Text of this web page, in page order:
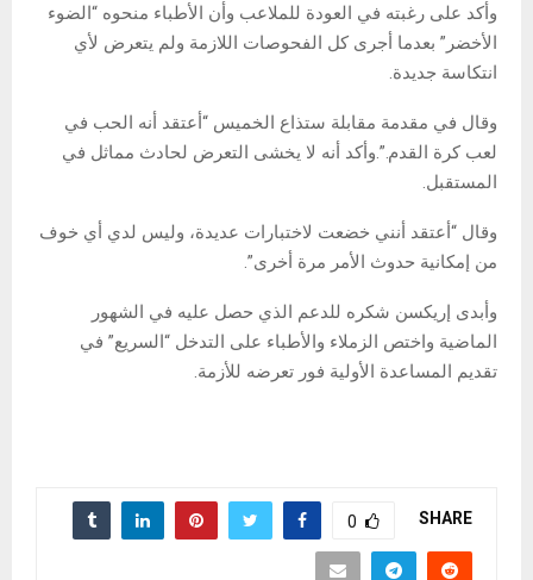
وأكد على رغبته في العودة للملاعب وأن الأطباء منحوه “الضوء
الأخضر” بعدما أجرى كل الفحوصات اللازمة ولم يتعرض لأي
انتكاسة جديدة.
وقال في مقدمة مقابلة ستذاع الخميس “أعتقد أنه الحب في
لعب كرة القدم.”.وأكد أنه لا يخشى التعرض لحادث مماثل في
المستقبل.
وقال “أعتقد أنني خضعت لاختبارات عديدة، وليس لدي أي خوف
من إمكانية حدوث الأمر مرة أخرى”.
وأبدى إريكسن شكره للدعم الذي حصل عليه في الشهور
الماضية واختص الزملاء والأطباء على التدخل “السريع” في
تقديم المساعدة الأولية فور تعرضه للأزمة.
SHARE
0